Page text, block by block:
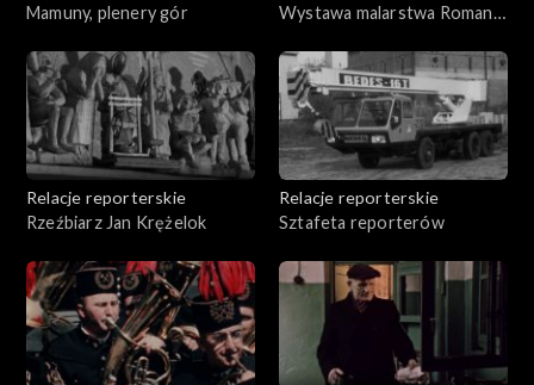
Mamuny, plenery gór
Wystawa malarstwa Romana
Relacje reporterskie
Rzeźbiarz Jan Krężelok
Relacje reporterskie
Sztafeta reporterów